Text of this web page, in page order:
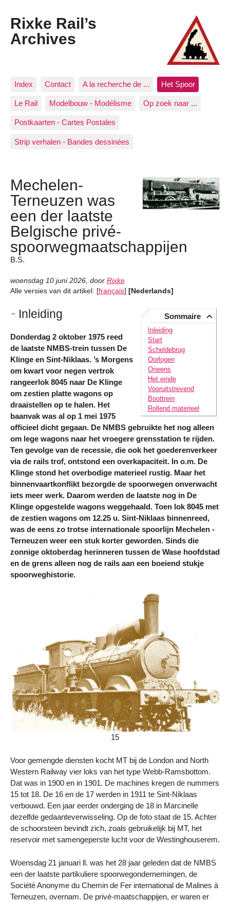
Rixke Rail’s
Archives
Index Contact A la recherche de ... Het Spoor
Le Rail Modelbouw - Modélisme Op zoek naar ...
Postkaarten - Cartes Postales
Strip verhalen - Bandes dessinées
Mechelen-
Terneuzen was
een der laatste
Belgische privé-
spoorwegmaatschappijen
B.S.
woensdag 10 juni 2026, door Rixke
Alle versies van dit artikel: [français] [Nederlands]
Sommaire
Inleiding
Start
Scheldebrug
Oorlogen
Oneens
Het einde
Vooruitstrevend
Boottrein
Rollend materieel
Inleiding
Donderdag 2 oktober 1975 reed
de laatste NMBS-trein tussen De
Klinge en Sint-Niklaas. ’s Morgens
om kwart voor negen vertrok
rangeerlok 8045 naar De Klinge
om zestien platte wagons op
draaistellen op te halen. Het
baanvak was al op 1 mei 1975
officieel dicht gegaan. De NMBS gebruikte het nog alleen
om lege wagons naar het vroegere grensstation te rijden.
Ten gevolge van de recessie, die ook het goederenverkeer
via de rails trof, ontstond een overkapaciteit. In o.m. De
Klinge stond het overbodige materieel rustig. Maar het
binnenvaartkonflikt bezorgde de spoorwegen onverwacht
iets meer werk. Daarom werden de laatste nog in De
Klinge opgestelde wagons weggehaald. Toen lok 8045 met
de zestien wagons om 12.25 u. Sint-Niklaas binnenreed,
was de eens zo trotse internationale spoorlijn Mechelen -
Terneuzen weer een stuk korter geworden. Sinds die
zonnige oktoberdag herinneren tussen de Wase hoofdstad
en de grens alleen nog de rails aan een boeiend stukje
spoorweghistorie.
15
Voor gemengde diensten kocht MT bij de London and North
Western Railway vier loks van het type Webb-Ramsbottom.
Dat was in 1900 en in 1901. De machines kregen de nummers
15 tot 18. De 16 en de 17 werden in 1911 te Sint-Niklaas
verbouwd. Een jaar eerder onderging de 18 in Marcinelle
dezelfde gedaanteverwisseling. Op de foto staat de 15. Achter
de schoorsteen bevindt zich, zoals gebruikelijk bij MT, het
reservoir met samengeperste lucht voor de Westinghouserem.
Woensdag 21 januari ll. was het 28 jaar geleden dat de NMBS
een der laatste partikuliere spoorwegondernemingen, de
Société Anonyme du Chemin de Fer international de Malines à
Terneuzen, overnam. De privé-maatschappijen, er waren er